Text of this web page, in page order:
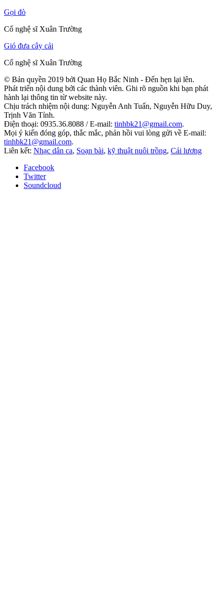
Gọi đò
Cố nghệ sĩ Xuân Trường
Gió đưa cây cải
Cố nghệ sĩ Xuân Trường
© Bản quyền 2019 bởi Quan Họ Bắc Ninh - Đến hẹn lại lên.
Phát triển nội dung bởi các thành viên. Ghi rõ nguồn khi bạn phát
hành lại thông tin từ website này.
Chịu trách nhiệm nội dung: Nguyễn Anh Tuấn, Nguyễn Hữu Duy,
Trịnh Văn Tỉnh.
Điện thoại: 0935.36.8088 / E-mail: tinhbk21@gmail.com.
Mọi ý kiến đóng góp, thắc mắc, phản hồi vui lòng gửi về E-mail:
tinhbk21@gmail.com.
Liên kết: Nhạc dân ca, Soạn bài, kỹ thuật nuôi trồng, Cải lương
Facebook
Twitter
Soundcloud